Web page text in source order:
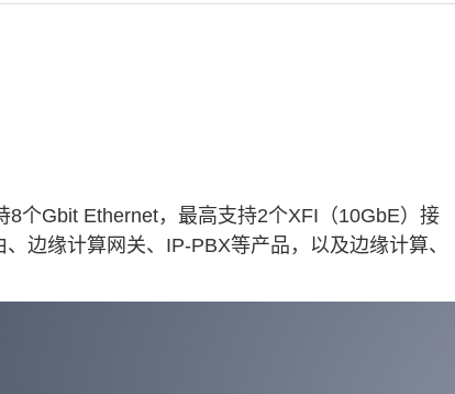
8个Gbit Ethernet，最高支持2个XFI（10GbE）接
边缘计算 网关、IP-PBX等产品，以及边缘计算、